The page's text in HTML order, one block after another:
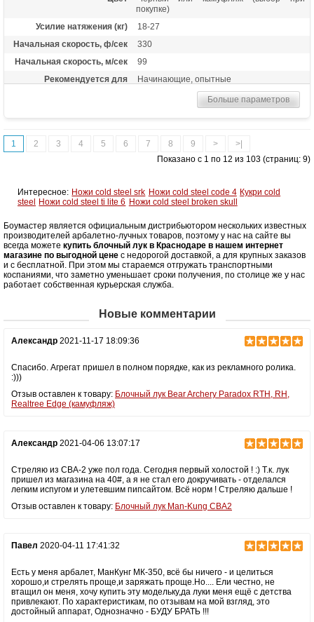
покупке)
Усилие натяжения (кг)
18-27
Начальная скорость, ф/сек
330
Начальная скорость, м/сек
99
Рекомендуется для
Начинающие, опытные
Расстояние между осями
31 дюйм
Лук, охотничий прицел ТР1550,
на резинке ТР512, релиз Man-kung,
петелька, 2 карбоновые стрелы
Bowmaster Patriot Streamline 3"
Масса (кг)
1,85
Материалы изделия
Рукоять - алюминий 6061-Т6, блоки -
алюминий 7075-Т6, тетива - нить BCY-X
Назначение
Развлечение, охота
Больше параметров
1 2 3 4 5 6 7 8 9 >
>|
Показано с 1 по 12 из 103 (страниц: 9)
Интересное: Ножи cold steel srk Ножи cold steel code 4 Кукри cold
steel Ножи cold steel ti lite 6 Ножи cold steel broken skull
Боумастер является официальным дистрибьютором нескольких известных
производителей арбалетно-лучных товаров, поэтому у нас на сайте вы
всегда можете купить блочный лук в Краснодаре в нашем интернет
магазине по выгодной цене с недорогой доставкой, а для крупных заказов
и с бесплатной. При этом мы стараемся отгружать транспортными
коспаниями, что заметно уменьшает сроки получения, по столице же у нас
работает собственная курьерская служба.
Новые комментарии
Александр 2021-11-17 18:09:36
Спасибо. Агрегат пришел в полном порядке, как из рекламного ролика.
:)))
Отзыв оставлен к товару: Блочный лук Bear Archery Paradox RTH, RH,
Realtree Edge (камуфляж)
Александр 2021-04-06 13:07:17
Стреляю из CBA-2 уже пол года. Сегодня первый холостой ! :) Т.к. лук
пришел из магазина на 40#, а я не стал его докручивать - отделался
легким испугом и улетевшим пипсайтом. Всё норм ! Стреляю дальше !
Отзыв оставлен к товару: Блочный лук Man-Kung CBA2
Павел 2020-04-11 17:41:32
Есть у меня арбалет, МанКунг МК-350, всё бы ничего - и целиться
хорошо,и стрелять проще,и заряжать проще.Но.... Ели честно, не
втащил он меня, хочу купить эту модельку,да луки меня ещё с детства
привлекают. По характеристикам, по отзывам на мой взгляд, это
достойный аппарат, Однозначно - БУДУ БРАТЬ !!!